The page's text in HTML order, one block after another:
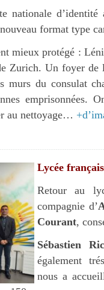
nationale
format type
mieux protégé :
Zurich. Un foyer
murs du consulat
emprisonnées.
au nettoyage…
Lycée
Retour au
compagnie d’
Courant,
Sébastien
également
nous a